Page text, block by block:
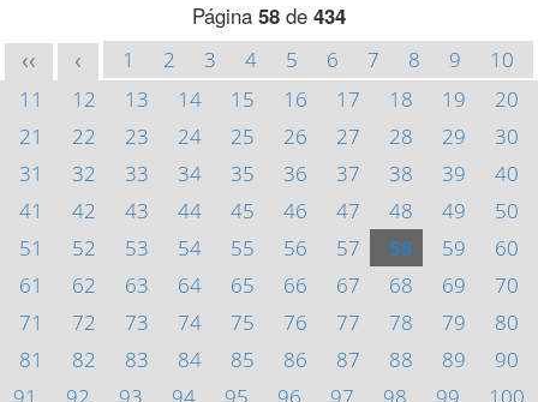
Página 58 de 434
<< < 1 2 3 4 5 6 7 8 9
10
11
12 13 14 15 16 17 18 19
20
21
22 23 24 25 26 27 28 29
30
31
32 33 34 35 36 37 38 39
40
41
42 43 44 45 46 47 48 49
50
51
52 53 54 55 56 57 58 59
60
61
62 63 64 65 66 67 68 69
70
71
72 73 74 75 76 77 78 79
80
81
82 83 84 85 86 87 88 89
90